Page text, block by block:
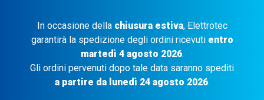
In occasione della chiusura estiva, Elettrotec
garantirà la spedizione degli ordini ricevuti entro
martedì 4 agosto 2026.
Gli ordini pervenuti dopo tale data saranno spediti
a partire da lunedì 24 agosto 2026.